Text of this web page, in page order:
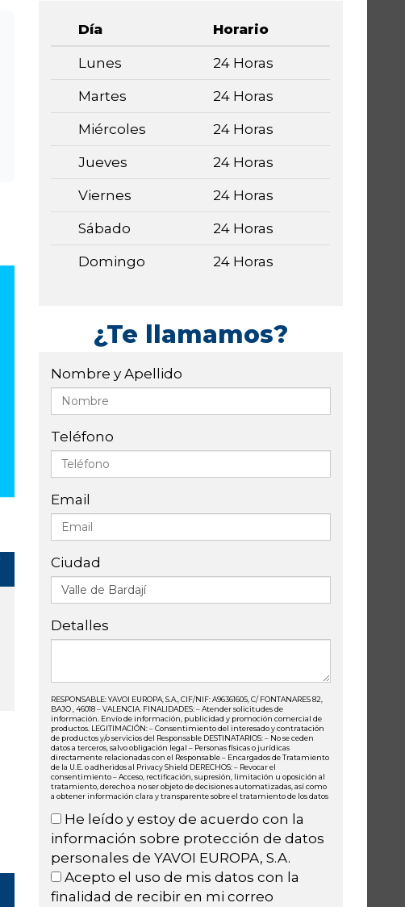
Día Horario
Lunes 24 Horas
Martes 24 Horas
Miércoles 24 Horas
Jueves 24 Horas
Viernes 24 Horas
Sábado 24 Horas
Domingo 24 Horas
¿Te llamamos?
Nombre y Apellido
Teléfono
Email
Ciudad
Detalles
RESPONSABLE: YAVOI EUROPA, S.A., CIF/NIF: A96361605, C/ FONTANARES 82,
BAJO , 46018 – VALENCIA. FINALIDADES: – Atender solicitudes de
información. Envío de información, publicidad y promoción comercial de
productos. LEGITIMACIÓN: – Consentimiento del interesado y contratación
de productos y/o servicios del Responsable DESTINATARIOS: – No se ceden
datos a terceros, salvo obligación legal – Personas físicas o jurídicas
directamente relacionadas con el Responsable – Encargados de Tratamiento
de la U.E. o adheridos al Privacy Shield DERECHOS: – Revocar el
consentimiento – Acceso, rectificación, supresión, limitación u oposición al
tratamiento, derecho a no ser objeto de decisiones automatizadas, así como
a obtener información clara y transparente sobre el tratamiento de los datos
He leído y estoy de acuerdo con la
información sobre protección de datos
personales de YAVOI EUROPA, S.A.
Acepto el uso de mis datos con la
finalidad de recibir en mi correo